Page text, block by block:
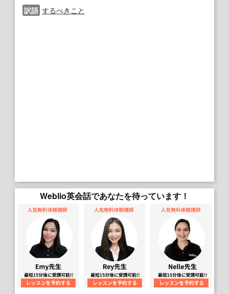
訳語 するべきこと
Weblio英会話であなたを待っています！